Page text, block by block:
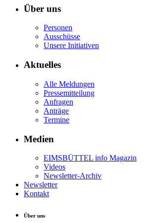
Über uns
Personen
Ausschüsse
Unsere Initiativen
Aktuelles
Alle Meldungen
Pressemitteilung
Anfragen
Anträge
Termine
Medien
EIMSBÜTTEL info Magazin
Videos
Newsletter-Archiv
Newsletter
Kontakt
Über uns